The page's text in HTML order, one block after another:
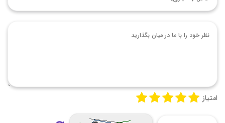
امتیاز